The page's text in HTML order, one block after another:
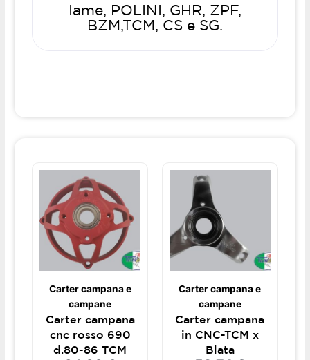
Iame, POLINI, GHR, ZPF,
BZM,TCM, CS e SG.
Carter campana e
campane
Carter campana
cnc rosso 690
d.80-86 TCM
Carter campana e
campane
Carter campana
in CNC-TCM x
Blata